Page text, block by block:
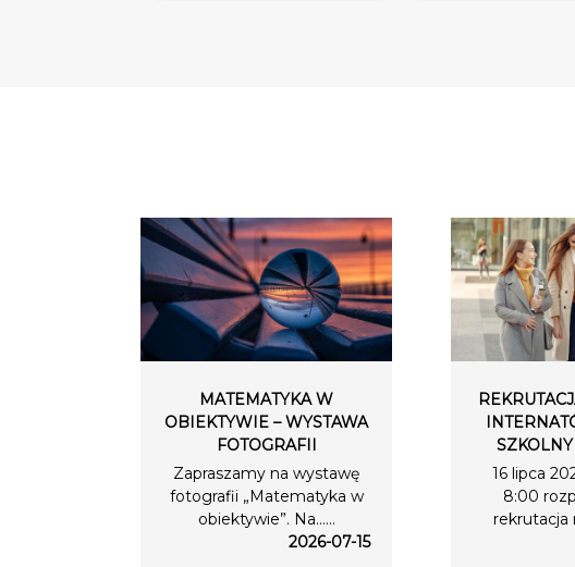
MATEMATYKA W
OBIEKTYWIE – WYSTAWA
FOTOGRAFII
Zapraszamy na wystawę
fotografii „Matematyka w
obiektywie”. Na…...
2026-07-15
16 lipca
8:00
rekrutacja